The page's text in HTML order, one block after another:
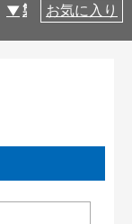
製品仕様
お気に入り